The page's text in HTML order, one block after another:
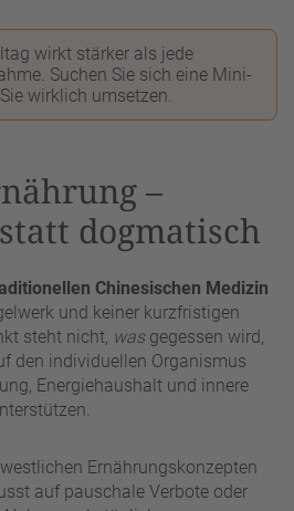
wirkt stärker als jede
Suchen Sie sich eine Mini-
wirklich umsetzen.
–
dogmatisch
Chinesischen Medizin
und keiner kurzfristigen
steht nicht, wasgegessen wird,
den individuellen Organismus
Energiehaushalt und innere
Ernährungskonzepten
auf pauschale Verbote oder